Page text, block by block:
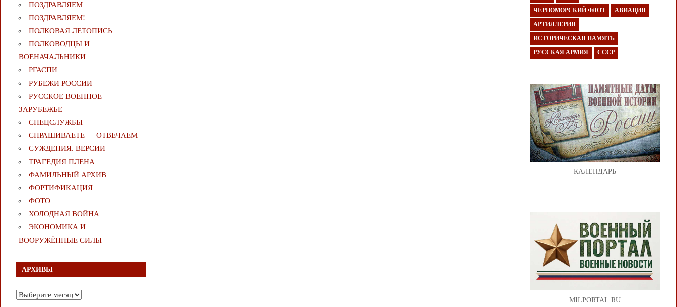
ПОЗДРАВЛЯЕМ
ПОЗДРАВЛЯЕМ!
ПОЛКОВАЯ ЛЕТОПИСЬ
ПОЛКОВОДЦЫ И
ВОЕНАЧАЛЬНИКИ
РГАСПИ
РУБЕЖИ РОССИИ
РУССКОЕ ВОЕННОЕ
ЗАРУБЕЖЬЕ
СПЕЦСЛУЖБЫ
СПРАШИВАЕТЕ — ОТВЕЧАЕМ
СУЖДЕНИЯ. ВЕРСИИ
ТРАГЕДИЯ ПЛЕНА
ФАМИЛЬНЫЙ АРХИВ
ФОРТИФИКАЦИЯ
ФОТО
ХОЛОДНАЯ ВОЙНА
ЭКОНОМИКА И
ВООРУЖЁННЫЕ СИЛЫ
АРХИВЫ
Архивы
ЧЕРНОМОРСКИЙ ФЛОТ АВИАЦИЯ
АРТИЛЛЕРИЯ
ИСТОРИЧЕСКАЯ ПАМЯТЬ
РУССКАЯ АРМИЯ СССР
КАЛЕНДАРЬ
MILPORTAL.RU